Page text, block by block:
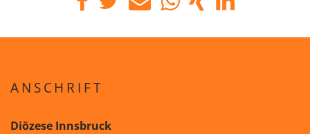
ANSCHRIFT
Diözese Innsbruck